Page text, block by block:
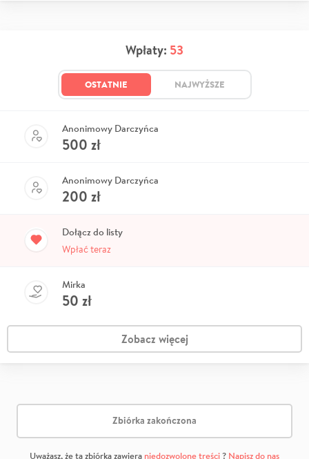
Wpłaty: 53
OSTATNIE NAJWYŻSZE
Anonimowy Darczyńca
500 zł
Anonimowy Darczyńca
200 zł
Dołącz do listy
Wpłać teraz
Mirka
50 zł
Zobacz więcej
Zbiórka zakończona
Uważasz, że ta zbiórka zawiera niedozwolone treści? Napisz do nas